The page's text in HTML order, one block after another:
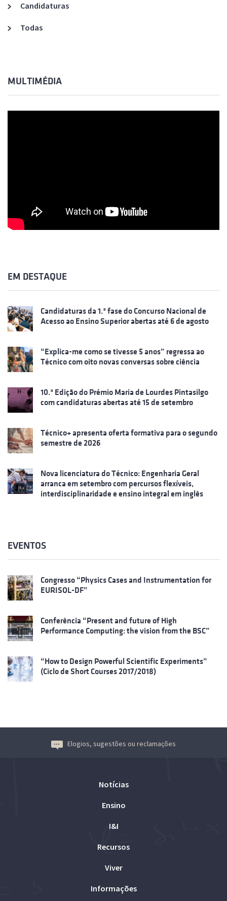
Candidaturas
Todas
MULTIMÉDIA
EM DESTAQUE
Candidaturas da 1.ª fase do Concurso Nacional de
Acesso ao Ensino Superior abertas até 6 de agosto
“Explica-me como se tivesse 5 anos” regressa ao
Técnico com oito novas conversas sobre ciência
10.ª Edição do Prémio Maria de Lourdes Pintasilgo
com candidaturas abertas até 15 de setembro
Técnico+ apresenta oferta formativa para o segundo
semestre de 2026
Nova licenciatura do Técnico: Engenharia Geral
arranca em setembro com percursos flexíveis,
interdisciplinaridade e ensino integral em inglês
EVENTOS
Congresso “Physics Cases and Instrumentation for
EURISOL-DF”
Conferência “Present and future of High
Performance Computing: the vision from the BSC”
“How to Design Powerful Scientific Experiments”
(Ciclo de Short Courses 2017/2018)
Elogios, sugestões ou reclamações
Notícias
Ensino
I&I
Recursos
Viver
Informações